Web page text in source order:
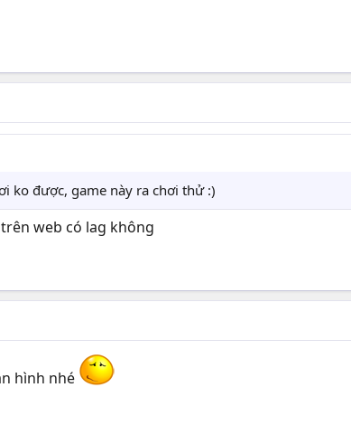
ko được, game này ra chơi thử :)
web có lag không
hình nhé